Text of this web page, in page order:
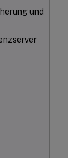
und